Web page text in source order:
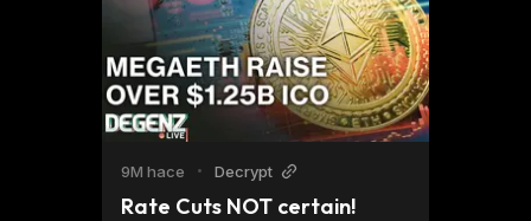
9M hace • Decrypt
Rate Cuts NOT certain!